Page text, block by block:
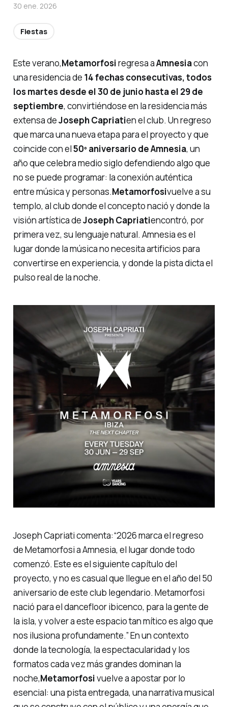
Este verano,Metamorfosiregresa aAmnesiacon
una residencia de 14 fechas consecutivas, todos
los martes desde el 30 de junio hasta el 29 de
septiembre, convirtiéndose en la residencia más
extensa deJoseph Capriatien el club. Un regreso
que marca una nueva etapa para el proyecto y que
coincide con el50º aniversario de Amnesia, un
año que celebra medio siglo defendiendo algo que
no se puede programar: la conexión auténtica
entre música y personas.Metamorfosivuelve a su
templo, al club donde el concepto nació y donde la
visión artística deJoseph Capriatiencontró, por
primera vez, su lenguaje natural. Amnesia es el
lugar donde la música no necesita artificios para
convertirse en experiencia, y donde la pista dicta el
pulso real de la noche.
Joseph Capriati comenta:“2026 marca el regreso
de Metamorfosi a Amnesia, el lugar donde todo
comenzó. Este es el siguiente capítulo del
proyecto, y no es casual que llegue en el año del 50
aniversario de este club legendario. Metamorfosi
nació para el dancefloor ibicenco, para la gente de
la isla, y volver a este espacio tan mítico es algo que
nos ilusiona profundamente.”En un contexto
donde la tecnología, la espectacularidad y los
formatos cada vez más grandes dominan la
noche,Metamorfosivuelve a apostar por lo
esencial: una pista entregada, una narrativa musical
30 ene. 2026
Fiestas